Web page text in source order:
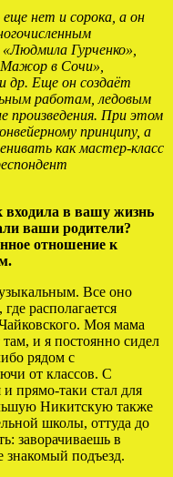
нет и сорока, а он
Гурченко»,
в Сочи»,
др. Еще он создаёт
работам, ледовым
произведения. При этом
принципу, а
как мастер-класс
в вашу жизнь
ваши родители?
отношение к
Все оно
располагается
Моя мама
и я постоянно сидел
рядом с
от классов. С
прямо-таки стал для
Никитскую также
школы, оттуда до
заворачиваешь в
знакомый подъезд.